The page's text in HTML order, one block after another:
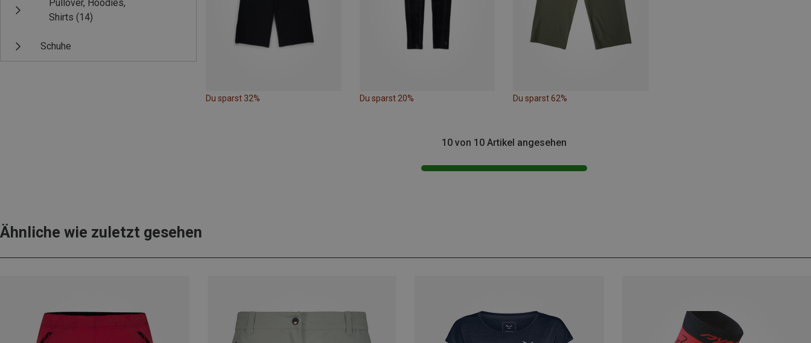
Pullover, Hoodies,
Shirts (14)
Schuhe
Du sparst 32% Du sparst 20% Du sparst 62%
10 von 10 Artikel angesehen
Ähnliche wie zuletzt gesehen